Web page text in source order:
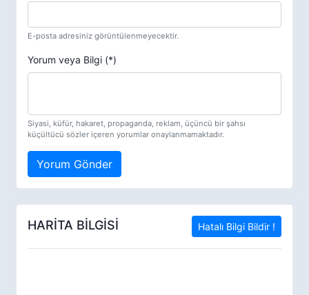
E-posta adresiniz görüntülenmeyecektir.
Yorum veya Bilgi (*)
Siyasi, küfür, hakaret, propaganda, reklam, üçüncü bir şahsı
küçültücü sözler içeren yorumlar onaylanmamaktadır.
Yorum Gönder
HARİTA BİLGİSİ Hatalı Bilgi Bildir !